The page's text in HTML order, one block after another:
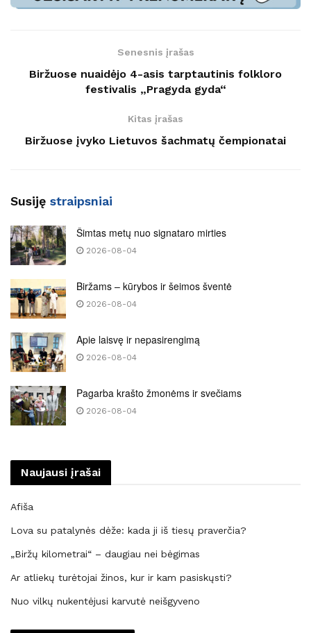
Senesnis įrašas
Biržuose nuaidėjo 4-asis tarptautinis folkloro
festivalis „Pragyda gyda“
Kitas įrašas
Biržuose įvyko Lietuvos šachmatų čempionatai
Susiję straipsniai
Šimtas metų nuo signataro mirties
2026-08-04
Biržams – kūrybos ir šeimos šventė
2026-08-04
Apie laisvę ir nepasirengimą
2026-08-04
Pagarba krašto žmonėms ir svečiams
2026-08-04
Naujausi įrašai
Afiša
Lova su patalynės dėže: kada ji iš tiesų praverčia?
„Biržų kilometrai“ – daugiau nei bėgimas
Ar atliekų turėtojai žinos, kur ir kam pasiskųsti?
Nuo vilkų nukentėjusi karvutė neišgyveno